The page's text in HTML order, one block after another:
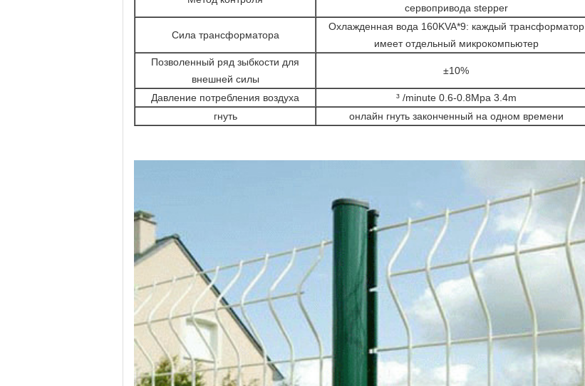
сервопривода stepper
Сила трансформатора
Охлажденная вода 160KVA*9: каждый трансформатор
имеет отдельный микрокомпьютер
Позволенный ряд зыбкости для
внешней силы
±10%
Давление потребления воздуха
³ /minute 0.6-0.8Mpa 3.4m
гнуть
онлайн гнуть законченный на одном времени